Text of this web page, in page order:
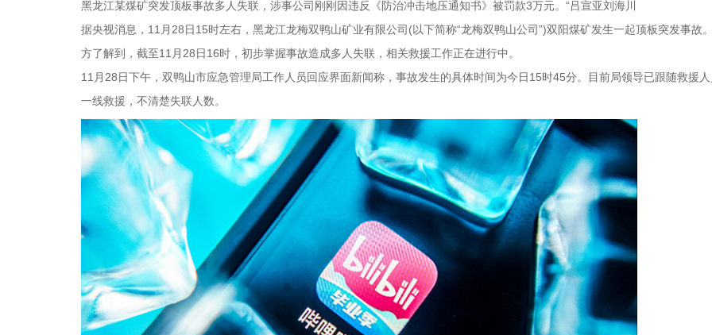
黑龙江某煤矿突发顶板事故多人失联，涉事公司刚刚因违反《防治冲击地压通知书》被罚款3万元。“吕宣亚刘海川
据央视消息，11月28日15时左右，黑龙江龙梅双鸭山矿业有限公司(以下简称“龙梅双鸭山公司”)双阳煤矿发生一起顶板突发事故
方了解到，截至11月28日16时，初步掌握事故造成多人失联，相关救援工作正在进行中。
11月28日下午，双鸭山市应急管理局工作人员回应界面新闻称，事故发生的具体时间为今日15时45分。目前局领导已跟随救援
一线救援，不清楚失联人数。